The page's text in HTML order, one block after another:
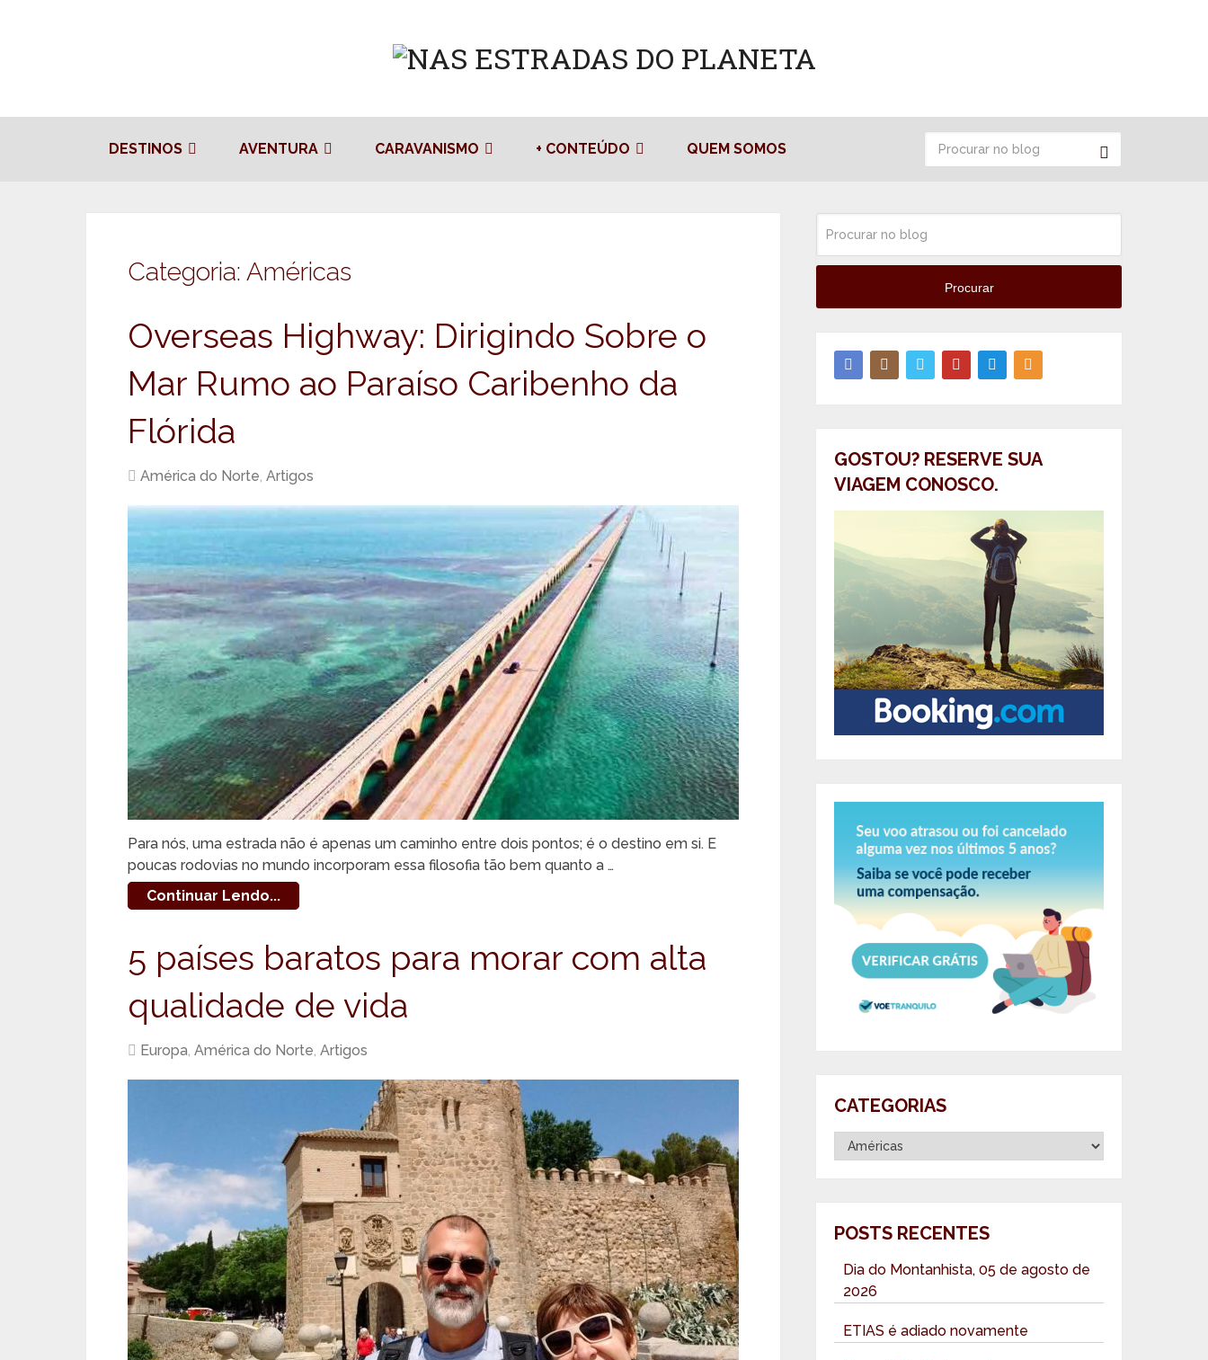
DESTINOS AVENTURA CARAVANISMO + CONTEÚDO QUEM SOMOS
Categoria: Américas
Overseas Highway: Dirigindo Sobre o
Mar Rumo ao Paraíso Caribenho da
Flórida
América do Norte, Artigos
Para nós, uma estrada não é apenas um caminho entre dois pontos; é o destino em si. E
poucas rodovias no mundo incorporam essa filosofia tão bem quanto a …
Continuar Lendo...
5 países baratos para morar com alta
qualidade de vida
Europa, América do Norte, Artigos
Procurar
GOSTOU? RESERVE SUA
VIAGEM CONOSCO.
CATEGORIAS
Categorias
POSTS RECENTES
Dia do Montanhista, 05 de agosto de
2026
ETIAS é adiado novamente